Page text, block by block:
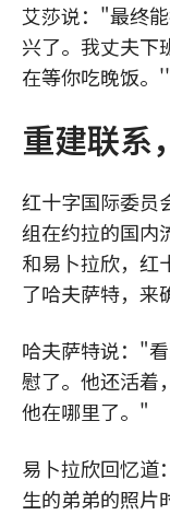
艾莎说："最终
兴了。我丈夫下
在等你吃晚饭。
重建联系
红十字国际委员
组在约拉的国内
和易卜拉欣，红
了哈夫萨特，来
哈夫萨特说："
慰了。他还活着
他在哪里了。"
易卜拉欣回忆道
生的弟弟的照片